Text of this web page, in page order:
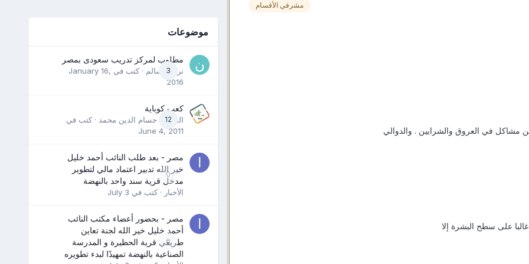
مشرفي الأقسام
على سطح البشرة إلا
موضوعات
3
مطلوب لمركز تدريب سعودى بمصر
نرمين سالم · كتب في January 16,
2016
12
كعب كوباية
المدرب حسام الدين محمد · كتب في
June 4, 2011
0
مصر - بعد طلب النائب أحمد خليل
خير الله تدبير اعتماد مالي لتطوير
مدخل قرية سند واحد بالنهضة
الأخبار · كتب في July 3
0
مصر - بحضور أعضاء مكتب النائب
أحمد خليل خير الله لجنة تعاين
طريقي قرية الحظيرة و المدرسة
الصناعية بالنهضة تمهيدًا لبدء تطويره